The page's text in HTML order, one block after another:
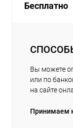
Бесплатно
Вы можете
или по
на сайте
Принимаем